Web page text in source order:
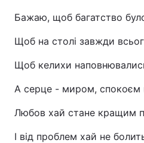
Бажаю, щоб багатство
Щоб на столі завжди
Щоб келихи
А серце - миром, спокоєм
Любов хай стане кращим
І від проблем хай не